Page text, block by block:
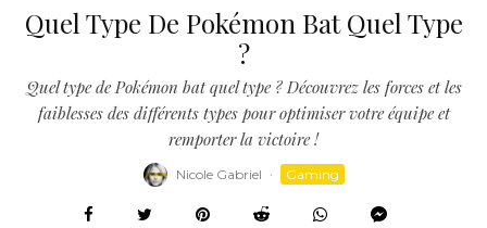
Quel Type De Pokémon Bat Quel Type
?
Quel type de Pokémon bat quel type ? Découvrez les forces et les
faiblesses des différents types pour optimiser votre équipe et
remporter la victoire !
Nicole Gabriel · Gaming